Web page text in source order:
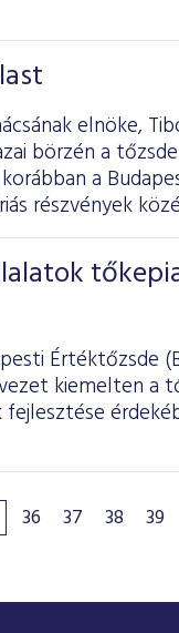
elnöke,
börzén a
a
részvények
Értéktőzsde
kiemelten a
36 37 38 39